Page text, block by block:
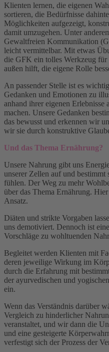
Klienten lernen, die eigenen
sortieren, die Bedürfnisse
Möglichkeiten aufgezeigt,
damit umzugehen. Unter
Gewaltfreien Kommunikation
leicht vermittelbar. Mit etwas
die GFK ein tolles Werkzeug
außen hilft, die eigene Rolle
An passender Stelle ist es
Gedanken und Emotionen zu
anhand ihrer eigenen
machen. Unsere Gedanken
das bewusst und erkennen wir
wir sie durch konstruktive
Und das Thema Ernährung?
Unsere Nahrung gibt uns
unserer Zellen auf und
fühlen. Der Weg zu mehr
über das Thema Ernährung.
Ansatz.
Diäten und strikte Vorgaben
uns demotiviert. Dennoch ist
Vorschläge zu wohltuenden
Begleitet werden Klienten mit
deren jeweilige Wirkung im
durch die Erfahrung mit
der ayurvedischen und
ein.
Wenn das Verständnis darüber
Vergleich zu hinderlicher
veranstaltet, und wir dann die
und eine gesteigerte
verfestigt sich der Prozess der